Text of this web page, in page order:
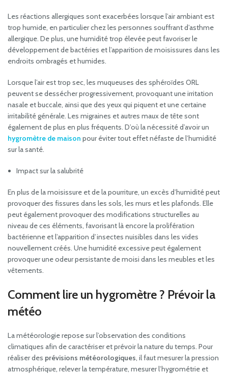
Les réactions allergiques sont exacerbées lorsque l’air ambiant est
trop humide, en particulier chez les personnes souffrant d’asthme
allergique. De plus, une humidité trop élevée peut favoriser le
développement de bactéries et l’apparition de moisissures dans les
endroits ombragés et humides.
Lorsque l’air est trop sec, les muqueuses des sphéroïdes ORL
peuvent se dessécher progressivement, provoquant une irritation
nasale et buccale, ainsi que des yeux qui piquent et une certaine
irritabilité générale. Les migraines et autres maux de tête sont
également de plus en plus fréquents. D’où la nécessité d’avoir un
hygromètre de maison pour éviter tout effet néfaste de l’humidité
sur la santé.
Impact sur la salubrité
En plus de la moisissure et de la pourriture, un excès d’humidité peut
provoquer des fissures dans les sols, les murs et les plafonds. Elle
peut également provoquer des modifications structurelles au
niveau de ces éléments, favorisant là encore la prolifération
bactérienne et l’apparition d’insectes nuisibles dans les vides
nouvellement créés. Une humidité excessive peut également
provoquer une odeur persistante de moisi dans les meubles et les
vêtements.
Comment lire un hygromètre ? Prévoir la
météo
La météorologie repose sur l’observation des conditions
climatiques afin de caractériser et prévoir la nature du temps. Pour
réaliser des prévisions météorologiques, il faut mesurer la pression
atmosphérique, relever la température, mesurer l’hygrométrie et